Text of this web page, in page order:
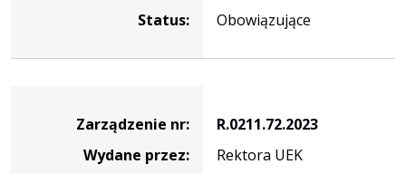
Status:
Obowiązujące
Zarządzenie nr:
R.0211.72.2023
Wydane przez:
Rektora UEK